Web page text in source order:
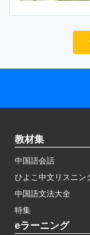
教材集
中国語会話
ひよこ中文リスニン
中国語文法大全
特集
eラーニング